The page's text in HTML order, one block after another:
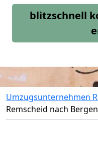
blitzschnell
Umzugsunternehmen
Remscheid nach Bergen